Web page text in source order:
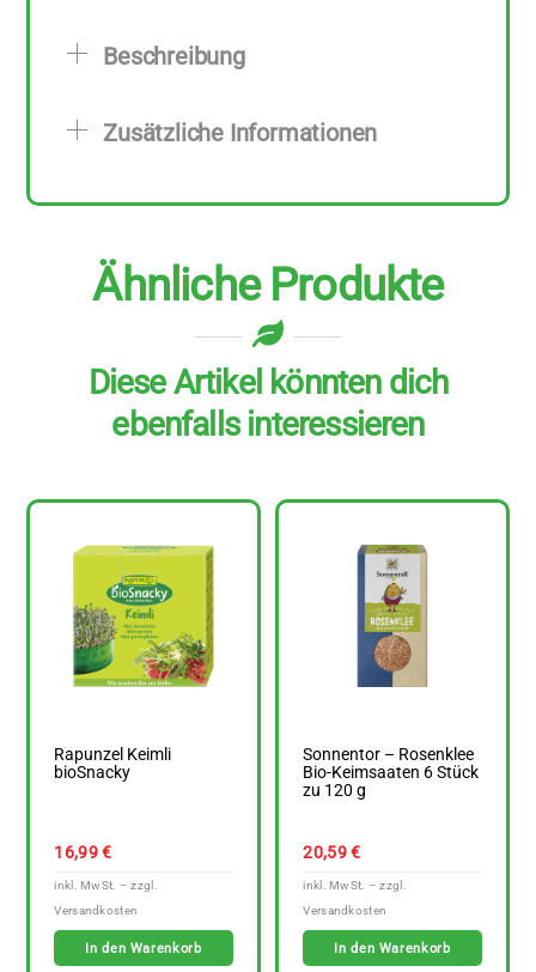
200
Beschreibung
Zusätzliche Informationen
Ähnliche Produkte
Diese Artikel könnten dich
ebenfalls interessieren
Rapunzel Keimli
bioSnacky
16,99€
In den Warenkorb
Sonnentor – Rosenklee
Bio-Keimsaaten 6 Stück
zu 120 g
20,59€
In den Warenkorb